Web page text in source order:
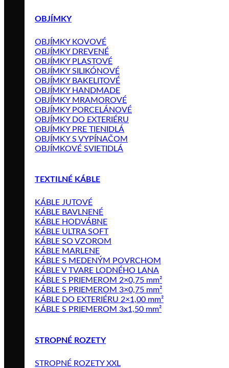
OBJÍMKY
OBJÍMKY KOVOVÉ
OBJÍMKY DREVENÉ
OBJÍMKY PLASTOVÉ
OBJÍMKY SILIKÓNOVÉ
OBJÍMKY BAKELITOVÉ
OBJÍMKY HANDMADE
OBJÍMKY MRAMOROVÉ
OBJÍMKY PORCELÁNOVÉ
OBJÍMKY DO EXTERIÉRU
OBJÍMKY PRE TIENIDLÁ
OBJÍMKY S VYPÍNAČOM
OBJÍMKOVÉ SVIETIDLÁ
TEXTILNÉ KÁBLE
KÁBLE JUTOVÉ
KÁBLE BAVLNENÉ
KÁBLE HODVÁBNE
KÁBLE ULTRA SOFT
KÁBLE SO VZOROM
KÁBLE MARLENE
KÁBLE S MEDENÝM POVRCHOM
KÁBLE V TVARE LODNÉHO LANA
KÁBLE S PRIEMEROM 2×0,75 mm²
KÁBLE S PRIEMEROM 3×0,75 mm²
KÁBLE DO EXTERIÉRU 2×1,00 mm²
KÁBLE S PRIEMEROM 3x1,50 mm²
STROPNÉ ROZETY
STROPNÉ ROZETY XXL